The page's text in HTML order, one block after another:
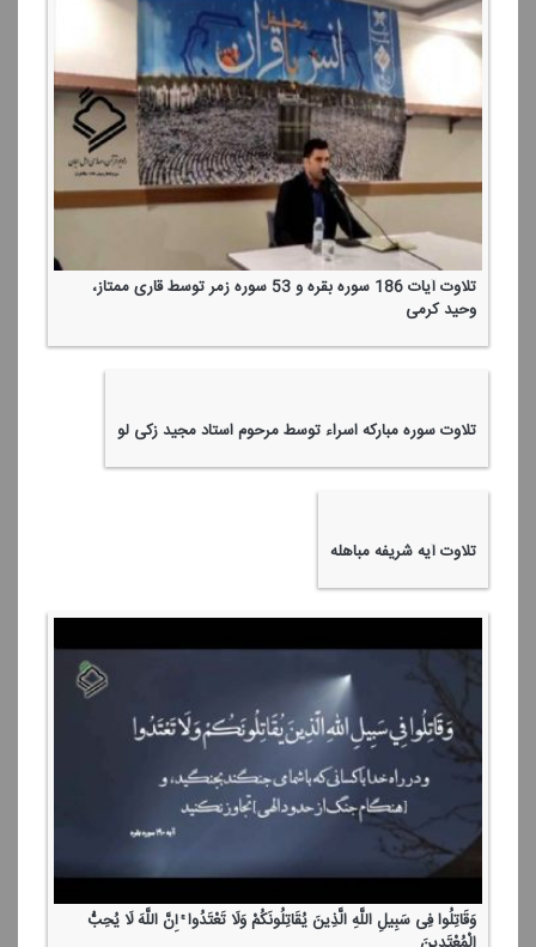
تلاوت آیات 186 سوره بقره و 53 سوره زمر توسط قاری ممتاز،
وحید كرمی
تلاوت سوره مباركه اسراء توسط مرحوم استاد مجید زكی لو
تلاوت آیه شریفه مباهله
وَقَاتِلُوا فِی سَبِیلِ اللَّهِ الَّذِینَ یُقَاتِلُونَكُمْ وَلَا تَعْتَدُوا ۚ إِنَّ اللَّهَ لَا یُحِبُّ